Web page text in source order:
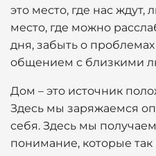
это место, где нас ждут,
место, где можно
дня, забыть о
общением с близкими
Дом – это источник
Здесь мы заряжаемся
себя. Здесь мы
понимание, которые